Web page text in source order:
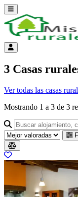
Abrir menú
Menú de cuenta
3 Casas
Ver todas las casas
Mostrando 1 a 3 de 3
Buscar
Resultados del